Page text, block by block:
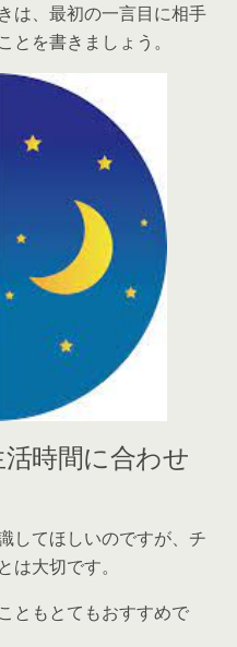
は、最初の一言目に相手
を書きましょう。
時間に合わせ
してほしいのですが、チ
は大切です。
ともとてもおすすめで